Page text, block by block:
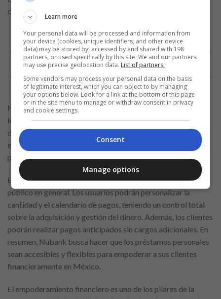
de préstamos es un problema importante.
Anuncio
Nubank está llevando a cabo una revolución en el mundo de
los préstamos personales en México al ofrecer un proceso
digital que es rápido, seguro y altamente eficiente. Este
enfoque está destinado a cambiar la forma en que las
personas obtienen crédito.
Este producto se lanzará gradualmente a los clientes y al
público en general. Los usuarios podrán personalizar la
cantidad y el calendario de pagos, teniendo un control total
sobre la adquisición y gestión del dinero. Además, los clientes
podrán realizar pagos anticipados sin cargos adicionales. En
resumen, Nubank busca hacer que los préstamos personales
sean accesibles y flexibles para empoderar a sus clientes
financieramente en México.
El empoderamiento financiero es uno de los pilares de la
Learn more
Your personal data will be processed and information from
your device (cookies, unique identifiers, and other device
data) may be stored by, accessed by and shared with 198
partners, or used specifically by this site. We and our partners
may use precise geolocation data. List of partners.
Some vendors may process your personal data on the basis
of legitimate interest, which you can object to by managing
your options below. Look for a link at the bottom of this page
or in the site menu to manage or withdraw consent in privacy
and cookie settings.
Consent
Manage options